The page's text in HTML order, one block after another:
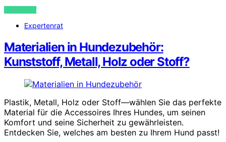
VIEW POST
Expertenrat
Materialien in Hundezubehör:
Kunststoff, Metall, Holz oder Stoff?
Plastik, Metall, Holz oder Stoff—wählen Sie das perfekte
Material für die Accessoires Ihres Hundes, um seinen
Komfort und seine Sicherheit zu gewährleisten.
Entdecken Sie, welches am besten zu Ihrem Hund passt!